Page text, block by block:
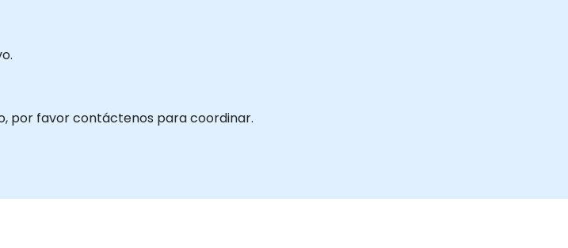
por favor contáctenos para coordinar.